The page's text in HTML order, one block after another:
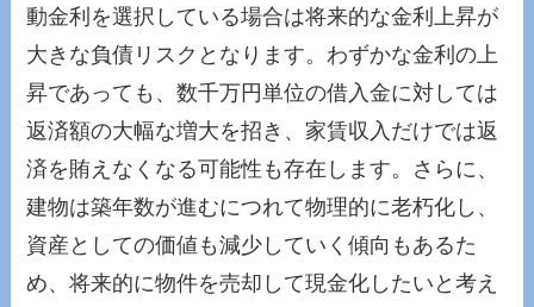
動金利を選択している場合は将来的な金利上昇が
大きな負債リスクとなります。わずかな金利の上
昇であっても、数千万円単位の借入金に対しては
返済額の大幅な増大を招き、家賃収入だけでは返
済を賄えなくなる可能性も存在します。さらに、
建物は築年数が進むにつれて物理的に老朽化し、
資産としての価値も減少していく傾向もあるた
め、将来的に物件を売却して現金化したいと考え